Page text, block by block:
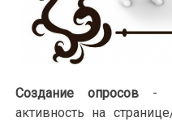
Создание опросов -
активность на